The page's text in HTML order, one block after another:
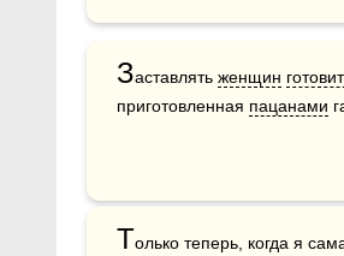
Заставлять женщин
приготовленная пацанами
Только теперь, когда я